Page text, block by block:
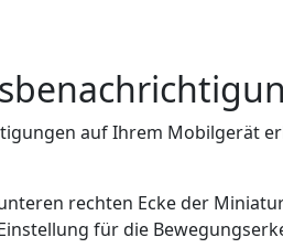
auf Ihrem Mobilgerät
rechten Ecke der
für die